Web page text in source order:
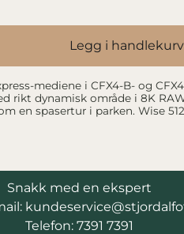
Legg i handlekurv
rikt dynamisk område i 8K
en spasertur i parken. Wise
Gen 4 x2-grensesnitt og tilbyr
Høydepunkter Utviklet for
på 3400 MB/s lesing
skrivehastighetene er mer enn 6
kameraets maksimale ytelse. Laget for
av en konstant, vedvarende
Snakk med en ekspert
Telefon: 7391 7391